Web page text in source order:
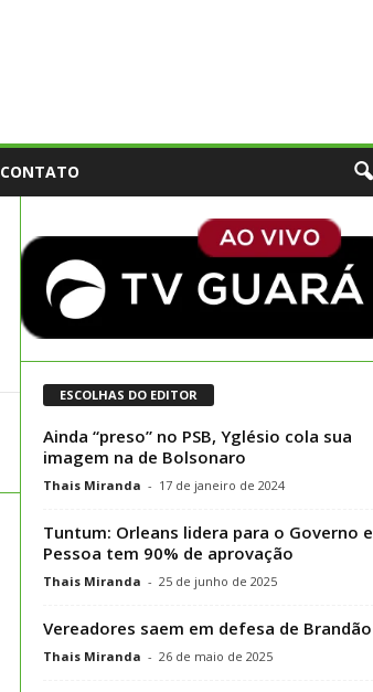
CONTATO
ESCOLHAS DO EDITOR
Ainda “preso” no PSB, Yglésio cola sua
imagem na de Bolsonaro
Thais Miranda - 17 de janeiro de 2024
Tuntum: Orleans lidera para o Governo e
Pessoa tem 90% de aprovação
Thais Miranda - 25 de junho de 2025
Vereadores saem em defesa de Brandão
Thais Miranda - 26 de maio de 2025